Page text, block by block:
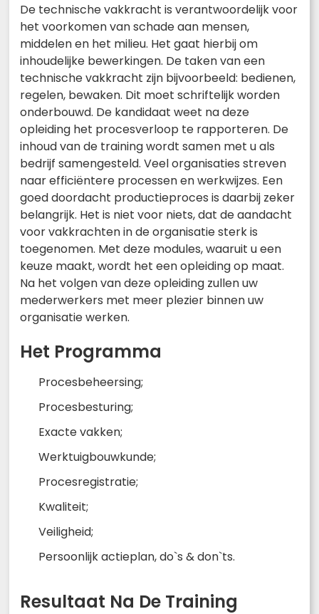
De technische vakkracht is verantwoordelijk voor
het voorkomen van schade aan mensen,
middelen en het milieu. Het gaat hierbij om
inhoudelijke bewerkingen. De taken van een
technische vakkracht zijn bijvoorbeeld: bedienen,
regelen, bewaken. Dit moet schriftelijk worden
onderbouwd. De kandidaat weet na deze
opleiding het procesverloop te rapporteren. De
inhoud van de training wordt samen met u als
bedrijf samengesteld. Veel organisaties streven
naar efficiëntere processen en werkwijzes. Een
goed doordacht productieproces is daarbij zeker
belangrijk. Het is niet voor niets, dat de aandacht
voor vakkrachten in de organisatie sterk is
toegenomen. Met deze modules, waaruit u een
keuze maakt, wordt het een opleiding op maat.
Na het volgen van deze opleiding zullen uw
mederwerkers met meer plezier binnen uw
organisatie werken.
Het Programma
Procesbeheersing;
Procesbesturing;
Exacte vakken;
Werktuigbouwkunde;
Procesregistratie;
Kwaliteit;
Veiligheid;
Persoonlijk actieplan, do`s & don`ts.
Resultaat Na De Training